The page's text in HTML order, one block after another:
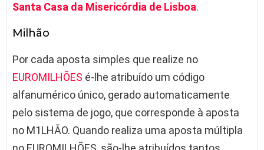
Santa Casa da Misericórdia de Lisboa.
Milhão
Por cada aposta simples que realize no
EUROMILHÕES é-lhe atribuído um código
alfanumérico único, gerado automaticamente
pelo sistema de jogo, que corresponde à aposta
no M1LHÃO. Quando realiza uma aposta múltipla